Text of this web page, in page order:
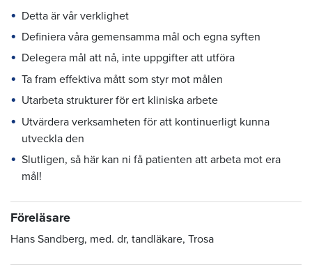
Detta är vår verklighet
Definiera våra gemensamma mål och egna syften
Delegera mål att nå, inte uppgifter att utföra
Ta fram effektiva mått som styr mot målen
Utarbeta strukturer för ert kliniska arbete
Utvärdera verksamheten för att kontinuerligt kunna
utveckla den
Slutligen, så här kan ni få patienten att arbeta mot era
mål!
Föreläsare
Hans Sandberg, med. dr, tandläkare, Trosa